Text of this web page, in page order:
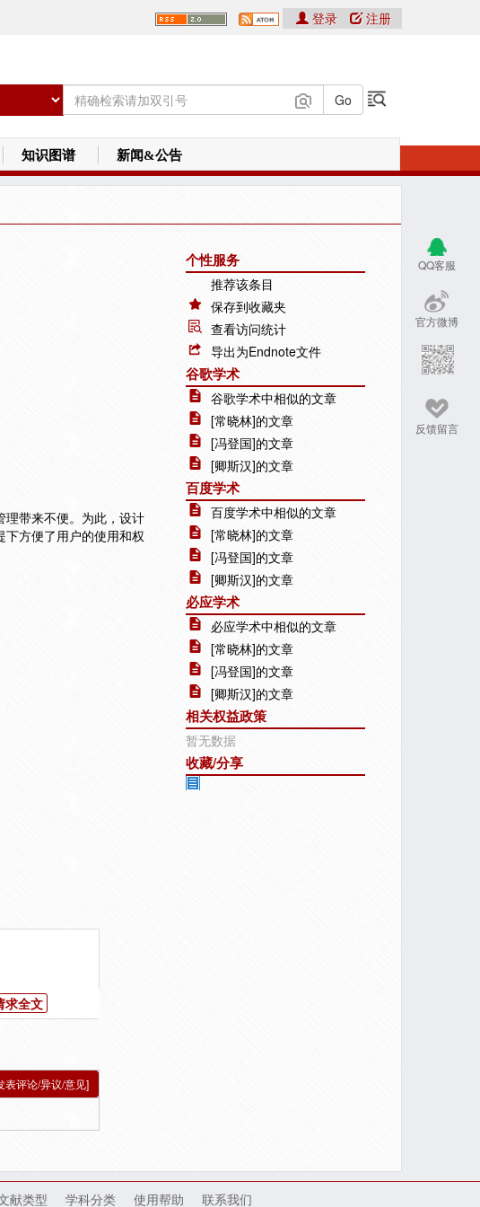
登录 注册
知识图谱 新闻&公告
QQ客服
官方微博
反馈留言
理带来不便。为此，设计
方便了用户的使用和权
求全文
个性服务
推荐该条目
保存到收藏夹
查看访问统计
导出为Endnote文件
谷歌学术
谷歌学术中相似的文章
[常晓林]的文章
[冯登国]的文章
[卿斯汉]的文章
百度学术
百度学术中相似的文章
[常晓林]的文章
[冯登国]的文章
[卿斯汉]的文章
必应学术
必应学术中相似的文章
[常晓林]的文章
[冯登国]的文章
[卿斯汉]的文章
相关权益政策
暂无数据
收藏/分享
表评论/异议/意见]
献类型 学科分类 使用帮助 联系我们